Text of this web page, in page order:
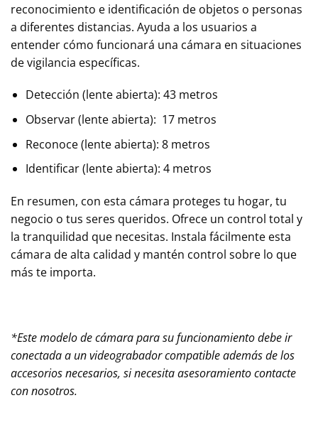
reconocimiento e identificación de objetos o personas
a diferentes distancias. Ayuda a los usuarios a
entender cómo funcionará una cámara en situaciones
de vigilancia específicas.
Detección (lente abierta): 43 metros
Observar (lente abierta): 17 metros
Reconoce (lente abierta): 8 metros
Identificar (lente abierta): 4 metros
En resumen, con esta cámara proteges tu hogar, tu
negocio o tus seres queridos. Ofrece un control total y
la tranquilidad que necesitas. Instala fácilmente esta
cámara de alta calidad y mantén control sobre lo que
más te importa.
*Este modelo de cámara para su funcionamiento debe ir
conectada a un videograbador compatible además de los
accesorios necesarios, si necesita asesoramiento contacte
con nosotros.